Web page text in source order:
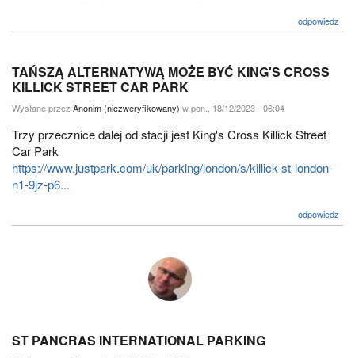
odpowiedz
TAŃSZĄ ALTERNATYWĄ MOŻE BYĆ KING'S CROSS
KILLICK STREET CAR PARK
Wysłane przez Anonim (niezweryfikowany) w pon., 18/12/2023 - 06:04
Trzy przecznice dalej od stacji jest King's Cross Killick Street
Car Park
https://www.justpark.com/uk/parking/london/s/killick-st-london-
n1-9jz-p6...
odpowiedz
ST PANCRAS INTERNATIONAL PARKING